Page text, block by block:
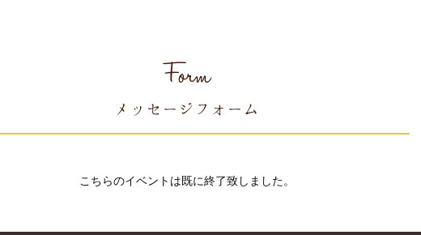
Form
メッセージフォーム
こちらのイベントは既に終了致しました。